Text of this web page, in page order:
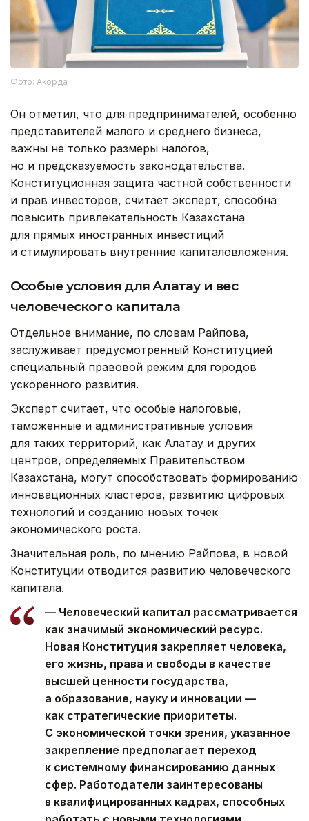
Фото: Акорда
Он отметил, что для предпринимателей, особенно
представителей малого и среднего бизнеса,
важны не только размеры налогов,
но и предсказуемость законодательства.
Конституционная защита частной собственности
и прав инвесторов, считает эксперт, способна
повысить привлекательность Казахстана
для прямых иностранных инвестиций
и стимулировать внутренние капиталовложения.
Особые условия для Алатау и вес
человеческого капитала
Отдельное внимание, по словам Райпова,
заслуживает предусмотренный Конституцией
специальный правовой режим для городов
ускоренного развития.
Эксперт считает, что особые налоговые,
таможенные и административные условия
для таких территорий, как Алатау и других
центров, определяемых Правительством
Казахстана, могут способствовать формированию
инновационных кластеров, развитию цифровых
технологий и созданию новых точек
экономического роста.
Значительная роль, по мнению Райпова, в новой
Конституции отводится развитию человеческого
капитала.
— Человеческий капитал рассматривается
как значимый экономический ресурс.
Новая Конституция закрепляет человека,
его жизнь, права и свободы в качестве
высшей ценности государства,
а образование, науку и инновации —
как стратегические приоритеты.
С экономической точки зрения, указанное
закрепление предполагает переход
к системному финансированию данных
сфер. Работодатели заинтересованы
в квалифицированных кадрах, способных